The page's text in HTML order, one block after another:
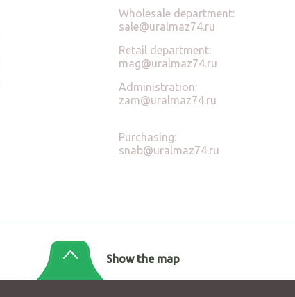
Wholesale department:
sale@uralmaz74.ru
Retail department:
mag@uralmaz74.ru
Administration:
zam@uralmaz74.ru
Purchasing:
snab@uralmaz74.ru
Show the map